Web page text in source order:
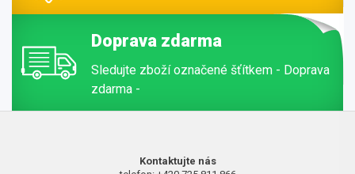
Doprava zdarma
Sledujte zboží označené šťítkem - Doprava
zdarma -
Kontaktujte nás